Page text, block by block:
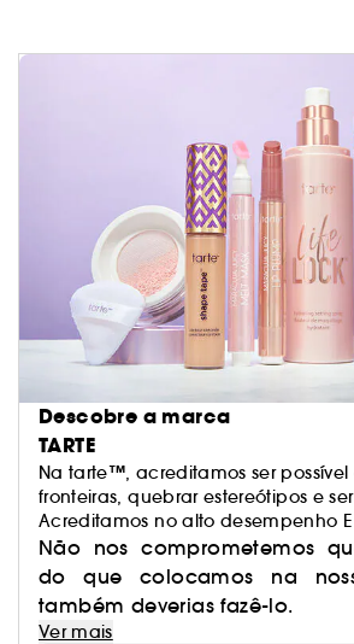
Descobre a marca
TARTE
Na tarte™, acreditamos ser
fronteiras, quebrar estereótipos e
Acreditamos no alto desempenho
naturalidade. Acreditamos na
poder dos ingredientes.
Não nos comprometemos
do que colocamos na
também deverias fazê-lo.
Ver mais